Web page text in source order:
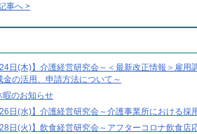
事へ >
24日(木)】介護経営研究会～＜最新改正情報＞雇
の活用、申請方法について～
暇のお知らせ
26日(水)】介護経営研究会～介護事業所における
28日(火)】飲食経営研究会～アフターコロナ飲食店